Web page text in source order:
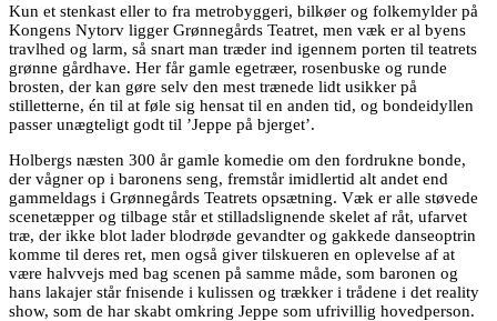
Kun et stenkast eller to fra metrobyggeri, bilkøer og folkemylder på
Kongens Nytorv ligger Grønnegårds Teatret, men væk er al byens
travlhed og larm, så snart man træder ind igennem porten til teatrets
grønne gårdhave. Her får gamle egetræer, rosenbuske og runde
brosten, der kan gøre selv den mest trænede lidt usikker på
stilletterne, én til at føle sig hensat til en anden tid, og bondeidyllen
passer unægteligt godt til ’Jeppe på bjerget’.
Holbergs næsten 300 år gamle komedie om den fordrukne bonde,
der vågner op i baronens seng, fremstår imidlertid alt andet end
gammeldags i Grønnegårds Teatrets opsætning. Væk er alle støvede
scenetæpper og tilbage står et stilladslignende skelet af råt, ufarvet
træ, der ikke blot lader blodrøde gevandter og gakkede danseoptrin
komme til deres ret, men også giver tilskueren en oplevelse af at
være halvvejs med bag scenen på samme måde, som baronen og
hans lakajer står fnisende i kulissen og trækker i trådene i det reality
show, som de har skabt omkring Jeppe som ufrivillig hovedperson.